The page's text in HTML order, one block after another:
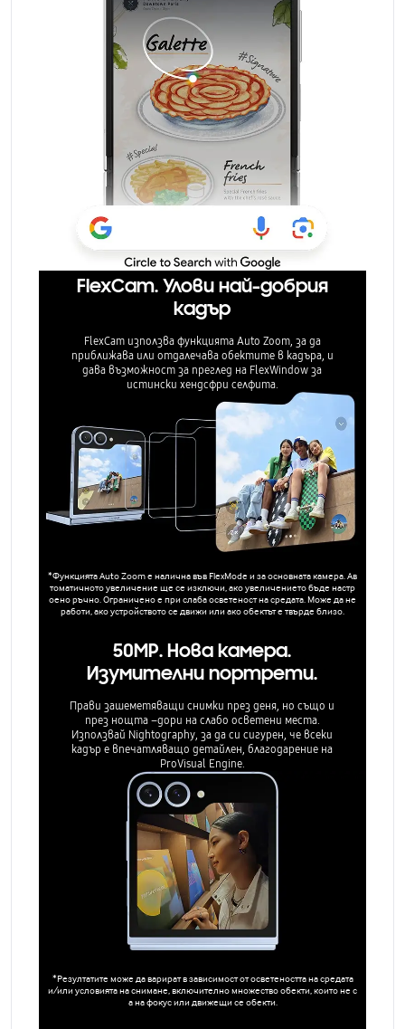
FlexCam. Улови най-добрия
кадър
FlexCam използва функцията Auto Zoom, за да
приближава или отдалечава обектите в кадъра, и
дава възможност за преглед на FlexWindow за
истински хендсфри селфита.
*Функцията Auto Zoom е налична във FlexMode и за основната камера. Ав
томатичното увеличение ще се изключи, ако увеличението бъде настр
оено ръчно. Ограничено е при слаба осветеност на средата. Може да не
работи, ако устройството се движи или ако обектът е твърде близо.
50MP. Нова камера.
Изумителни портрети.
Прави зашеметяващи снимки през деня, но също и
през нощта –дори на слабо осветени места.
Използвай Nightography, за да си сигурен, че всеки
кадър е впечатляващо детайлен, благодарение на
ProVisual Engine.
*Резултатите може да варират в зависимост от осветеността на средата
и/или условията на снимане, включително множество обекти, които не с
а на фокус или движещи се обекти.